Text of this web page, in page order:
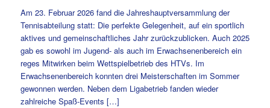
Am 23. Februar 2026 fand die Jahreshauptversammlung der
Tennisabteilung statt: Die perfekte Gelegenheit, auf ein sportlich
aktives und gemeinschaftliches Jahr zurückzublicken. Auch 2025
gab es sowohl im Jugend- als auch im Erwachsenenbereich ein
reges Mitwirken beim Wettspielbetrieb des HTVs. Im
Erwachsenenbereich konnten drei Meisterschaften im Sommer
gewonnen werden. Neben dem Ligabetrieb fanden wieder
zahlreiche Spaß-Events […]